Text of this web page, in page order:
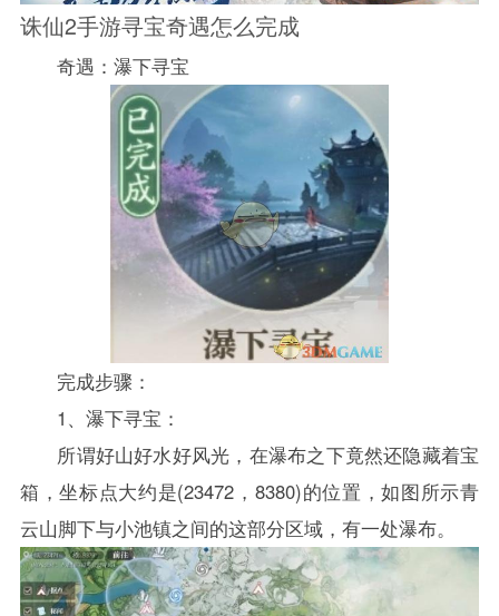
诛仙2手游寻宝奇遇怎么完成
奇遇：瀑下寻宝
完成步骤：
1、瀑下寻宝：
所谓好山好水好风光，在瀑布之下竟然还隐藏着宝
箱，坐标点大约是(23472，8380)的位置，如图所示青
云山脚下与小池镇之间的这部分区域，有一处瀑布。